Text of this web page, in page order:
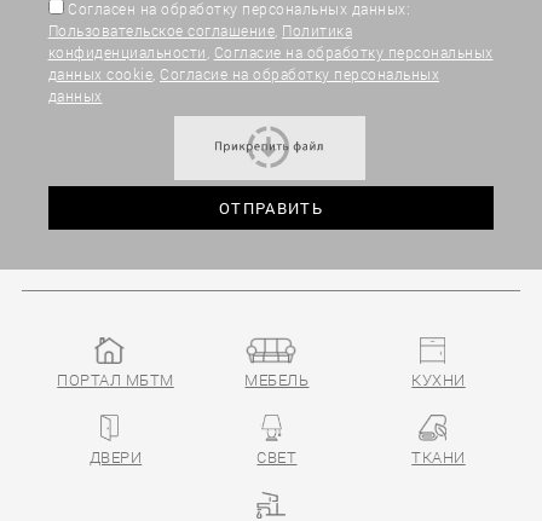
Согласен на обработку персональных данных:
Пользовательское соглашение Политика
конфиденциальности Согласие на обработку персональных
данных cookie Согласие на обработку персональных
данных
ПОРТАЛ МБТМ МЕБЕЛЬ КУХНИ
ДВЕРИ СВЕТ ТКАНИ